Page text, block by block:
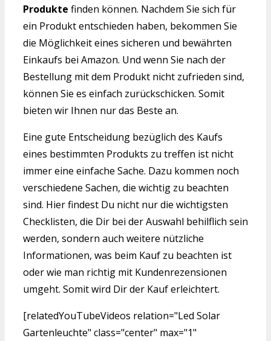
Produkte finden können. Nachdem Sie sich für
ein Produkt entschieden haben, bekommen Sie
die Möglichkeit eines sicheren und bewährten
Einkaufs bei Amazon. Und wenn Sie nach der
Bestellung mit dem Produkt nicht zufrieden sind,
können Sie es einfach zurückschicken. Somit
bieten wir Ihnen nur das Beste an.
Eine gute Entscheidung bezüglich des Kaufs
eines bestimmten Produkts zu treffen ist nicht
immer eine einfache Sache. Dazu kommen noch
verschiedene Sachen, die wichtig zu beachten
sind. Hier findest Du nicht nur die wichtigsten
Checklisten, die Dir bei der Auswahl behilflich sein
werden, sondern auch weitere nützliche
Informationen, was beim Kauf zu beachten ist
oder wie man richtig mit Kundenrezensionen
umgeht. Somit wird Dir der Kauf erleichtert.
[relatedYouTubeVideos relation="Led Solar
Gartenleuchte" class="center" max="1"